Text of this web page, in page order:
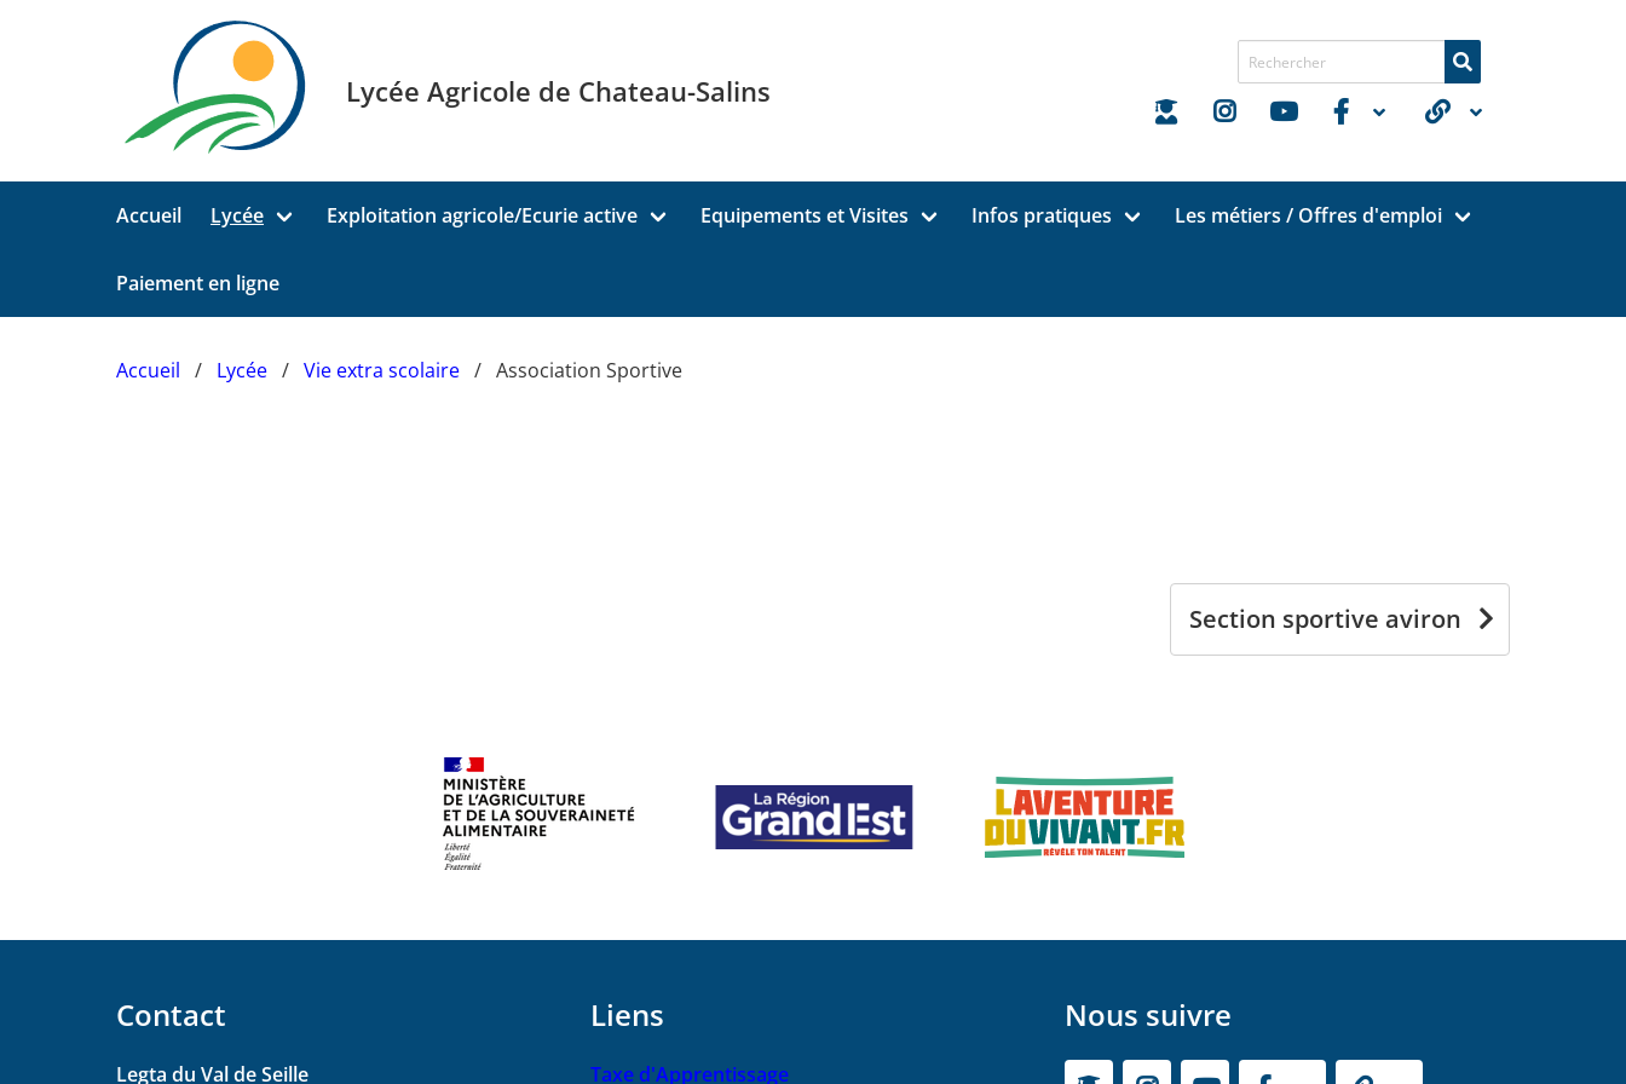
Aller au contenu principal
Lycée Agricole de Chateau-Salins
Recherche de
Accueil Lycée Exploitation agricole/Ecurie active Equipements et Visites Infos pratiques Les métiers / Offres d'emploi
Paiement en ligne
Accueil Lycée Vie extra scolaire Association Sportive
Section sportive aviron
Contact
Legta du Val de Seille
Liens
Taxe d'Apprentissage
Nous suivre